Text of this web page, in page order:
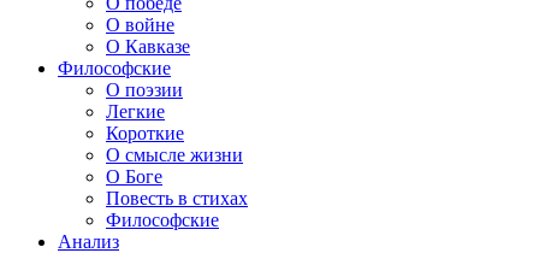
О войне
О Кавказе
Философские
О поэзии
Легкие
Короткие
О смысле жизни
О Боге
Повесть в стихах
Философские
Анализ